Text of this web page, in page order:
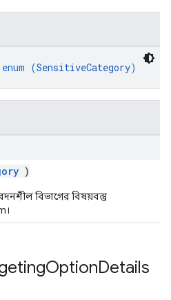
enum (SensitiveCategory)
)
বিভাগের বিষয়বস্তু
OptionDetails